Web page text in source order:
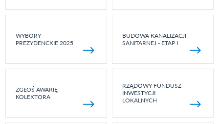
WYBORY
PREZYDENCKIE 2025
BUDOWA KANALIZACJI
SANITARNEJ - ETAP I
ZGŁOŚ AWARIĘ
KOLEKTORA
RZĄDOWY FUNDUSZ
INWESTYCJI
LOKALNYCH